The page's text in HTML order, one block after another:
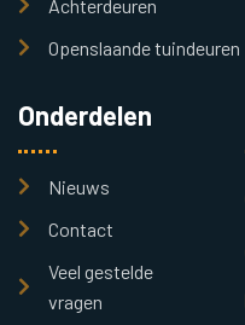
Achterdeuren
Openslaande tuindeuren
Onderdelen
Nieuws
Contact
Veel gestelde
vragen